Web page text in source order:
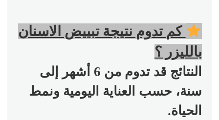
️كم تدوم نتيجة تبييض الاسنان
بالليزر ؟
النتائج قد تدوم من 6 أشهر إلى
سنة، حسب العناية اليومية ونمط
الحياة.